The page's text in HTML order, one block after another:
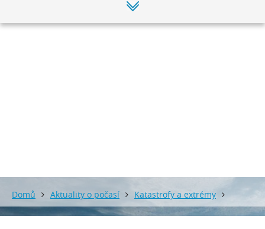
Domů Aktuality o počasí Katastrofy a extrémy
Bouře Mora si v Bangladéši vyžádala 3 životy a zničila tisíce